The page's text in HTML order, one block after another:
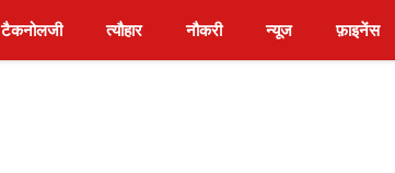
टैकनोलजी त्यौहार नौकरी न्यूज फ़ाइनेंस